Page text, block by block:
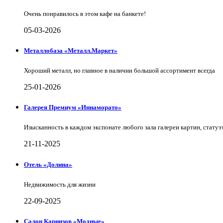
Очень понравилось в этом кафе на банкете!
05-03-2026
Металлобаза «Металл.Маркет»
Хороший металл, но главное в наличии большой ассортимент всегда
25-01-2026
Галерея Премиум «Иннаморато»
Изысканность в каждом экспонате любого зала галереи картин,
21-11-2025
Отель «Долина»
Недвижимость для жизни
22-09-2025
Салон Карнизов «Модные»